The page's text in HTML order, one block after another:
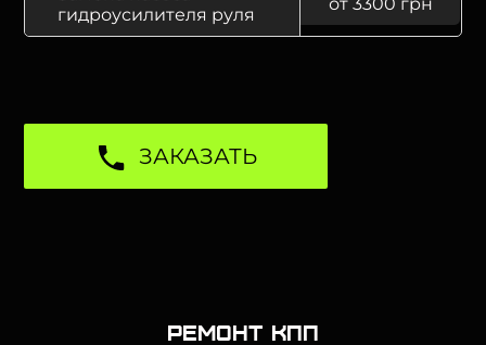
гидроусилителя руля
ЗАКАЗАТЬ
Ремонт КПП